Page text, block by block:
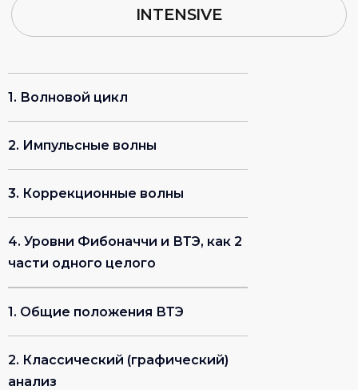
1. Волновой цикл
2. Импульсные волны
3. Коррекционные волны
4. Уровни Фибоначчи и ВТЭ, как 2
части одного целого
1. Общие положения ВТЭ
2. Классический (графический)
анализ
Получить консультацию
и составление личного
инвестиционного плана